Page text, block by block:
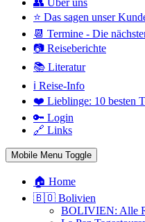
⭐ Das sagen unser
📆 Termine - Die
📷 Reiseberichte
📚 Literatur
ℹ️ Reise-Info
❤️ Lieblinge: 10 besten
🔑 Login
🔗 Links
Mobile Menu Toggle
🏠 Home
🇧🇴 Bolivien
BOLIVIEN: Alle